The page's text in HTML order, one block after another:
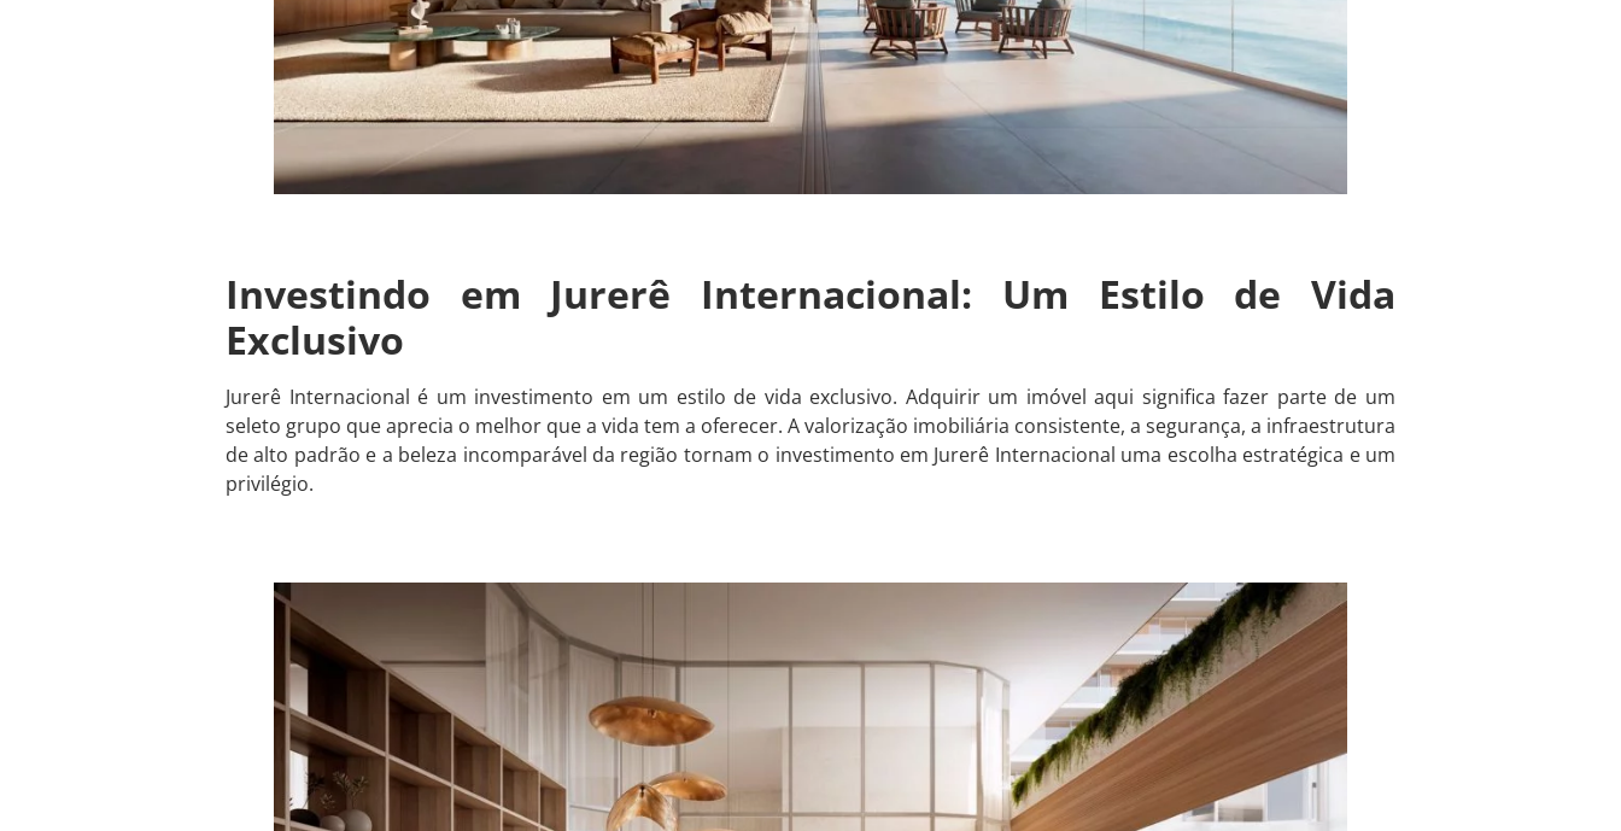
Investindo em Jurerê Internacional: Um Estilo de Vida
Exclusivo
Jurerê Internacional é um investimento em um estilo de vida exclusivo. Adquirir um imóvel aqui significa fazer parte de um
seleto grupo que aprecia o melhor que a vida tem a oferecer. A valorização imobiliária consistente, a segurança, a infraestrutura
de alto padrão e a beleza incomparável da região tornam o investimento em Jurerê Internacional uma escolha estratégica e um
privilégio.